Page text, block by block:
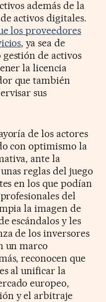
además de la
activos digitales.
los proveedores
, ya sea de
de activos
la licencia
que también
sus
de los actores
con optimismo la
ante la
reglas del juego
en los que podían
del
la imagen de
escándalos y les
de los inversores
un marco
reconocen que
al unificar la
europeo,
y el arbitraje